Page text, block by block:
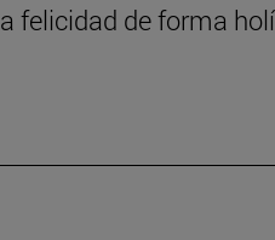
felicidad de forma